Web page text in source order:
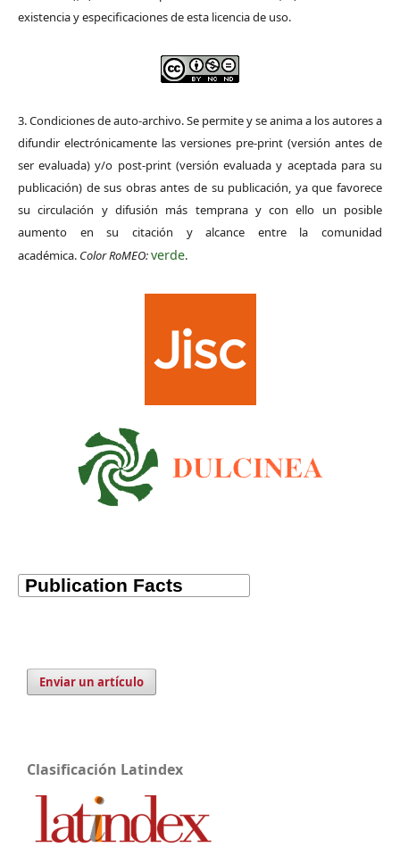
existencia y especificaciones de esta licencia de uso.
3. Condiciones de auto-archivo. Se permite y se anima a los autores a
difundir electrónicamente las versiones pre-print (versión antes de
ser evaluada) y/o post-print (versión evaluada y aceptada para su
publicación) de sus obras antes de su publicación, ya que favorece
su circulación y difusión más temprana y con ello un posible
aumento en su citación y alcance entre la comunidad
académica. Color RoMEO:verde.
Enviar un artículo
Clasificación Latindex